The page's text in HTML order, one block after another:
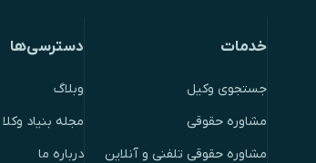
خدمات
جستجوی وکیل
مشاوره حقوقی
مشاوره حقوقی تلفنی و آنلاین
دسترسی‌ها
وبلاگ
مجله بنیاد وکلا
درباره ما